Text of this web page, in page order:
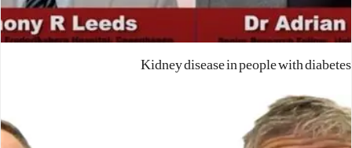
Kidney disease in people with diabetes